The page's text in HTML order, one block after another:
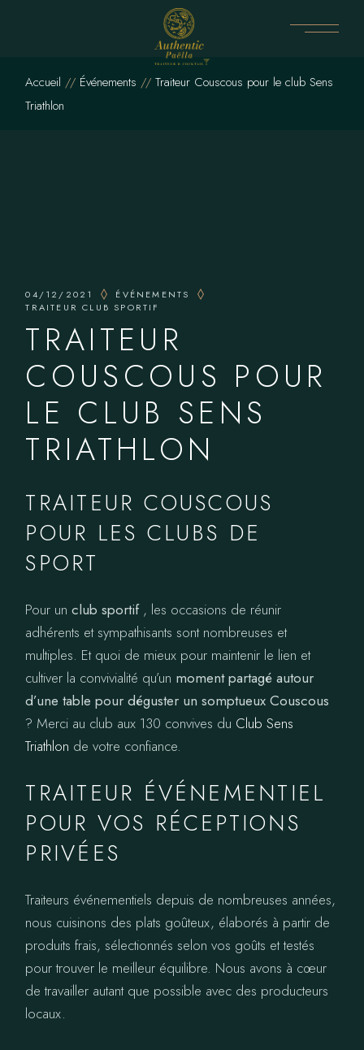
Accueil Événements
Traiteur Couscous pour le club Sens
Triathlon
04/12/2021
ÉVÉNEMENTS
TRAITEUR CLUB SPORTIF
TRAITEUR
COUSCOUS POUR
LE CLUB SENS
TRIATHLON
TRAITEUR COUSCOUS
POUR LES CLUBS DE
SPORT
Pour unclub sportif , les occasions de réunir
adhérents et sympathisants sont nombreuses et
multiples. Et quoi de mieux pour maintenir le lien et
cultiver la convivialité qu’un moment partagé autour
d’une table pour déguster un somptueux Couscous
? Merci au club aux 130 convives du Club Sens
Triathlon de votre confiance.
TRAITEUR ÉVÉNEMENTIEL
POUR VOS RÉCEPTIONS
PRIVÉES
Traiteurs événementiels depuis de nombreuses années,
nous cuisinons des plats goûteux, élaborés à partir de
produits frais, sélectionnés selon vos goûts et testés
pour trouver le meilleur équilibre. Nous avons à cœur
de travailler autant que possible avec des producteurs
locaux.